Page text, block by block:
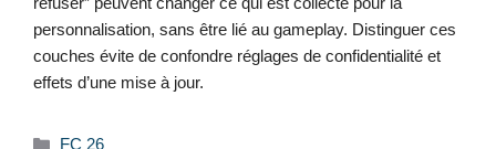
personnalisation, sans être lié au gameplay. Distinguer ces
couches évite de confondre réglages de confidentialité et
effets d’une mise à jour.
Catégories
FC 26